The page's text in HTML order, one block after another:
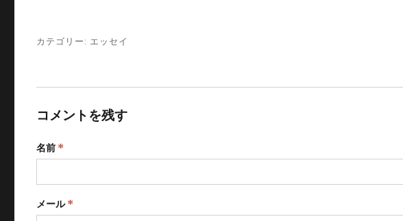
カテゴリー: エッセイ
コメントを残す
名前 *
メール*